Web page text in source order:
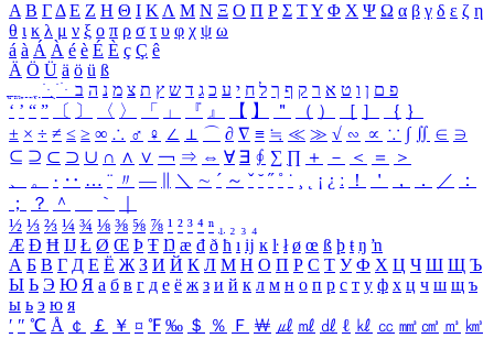
Α Β ΓΔ Ε Ζ Η Θ Ι ΚΛ Μ Ν Ξ Ο Π Ρ Σ ΤΥ Φ Χ Ψ Ω α β γ δ ε ζ η
θ ι κ λ μ ν ξ ο π ρ σ τ υ φ χ ψ ω
á à Á À é è É È ç Ç ê
Ä Ö Ü ä ö ü ß
ִֶֹ ֻּ ׁׂ פ ם ן ו ט א ר ק ף ך ל ח י ע כ ג ד ש ץ ת צ מ נ ה ב
‘ ’ “ ” 〔 〕 〈 〉 「 」 『 』 【 】 ＂ （ ） ［ ］ ｛ ｝
± × ÷ ≠ ≤ ≥ ∞ ∴ ♂ ♀ ∠ ⊥ ⌒ ∂ ∇ ≡ ≒ ≪ ≫ √ ∽ ∝ ∵ ∫ ∬ ∈ ∋
⊆ ⊇ ⊂ ⊃ ∪ ∩ ∧ ∨ ￢ ⇒ ⇔ ∀ ∃ ∮ ∑ ∏ ＋ － ＜ ＝
＞
、
。 · ‥ … ¨ 〃 ― ＼ ∼ ´ ～ ˇ ˘ ˝ ˚ ˙ ¸ ¡ ¿ ː ！ ＇ ， ． ／
：
；
？ ＾ ｀
½ ⅓ ⅔ ¼ ¾ ⅛ ⅜ ⅝ ⅞ ¹ ² ³ ⁴ ⁿ ₁ ₂ ₃ ₄
Æ Ð Ħ Ĳ Ł Ø Œ Þ Ŧ Ŋ æ đ ð ħ ı ĳ ĸ ŀ ł ø œ ß þ ŧ ŋ ŉ
А Б В Г Д Е Ё Ж З И Й К Л М Н О П Р С Т У Ф Х Ц Ч Ш Щ Ъ
Ы Ь Э Ю Я а б в г д е ё ж з и й к л м н о п р с т у ф х ц ч ш щ ъ
ы ь э ю я
′ ″ ℃ Å ￠ ￡ ￥ ¤ ℉ ‰ ＄ ％ Ｆ ￦ ㎕ ㎖ ㎗ ℓ ㎘ ㏄ ㎣ ㎤ ㎥ ㎦